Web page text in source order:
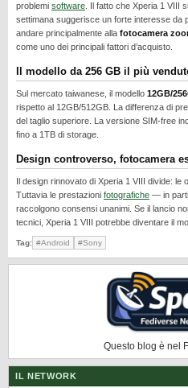
PIXEL
PRIVACY
REALME
RUMORS
SICUREZZA
SOFTWARE
SVILUPPARE ANDROID
XIAOMI
problemi software . Il fatto che Xperia 1 VIII
settimana suggerisce un forte interesse da
andare principalmente alla fotocamera
come uno dei principali fattori d’acquisto.
Il modello da 256 GB il più
Sul mercato taiwanese, il modello 12GB/
rispetto al 12GB/512GB. La differenza di
del taglio superiore. La versione SIM-free
fino a 1TB di storage.
Design controverso, fotocamera
Il design rinnovato di Xperia 1 VIII divide: le
Tuttavia le prestazioni fotografiche — in
raccolgono consensi unanimi. Se il lancio
tecnici, Xperia 1 VIII potrebbe diventare il
Tag: #Android #Sony
Questo blog è nel
IL NETWORK